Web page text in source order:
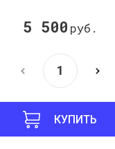
5 500 руб.
КУПИТЬ